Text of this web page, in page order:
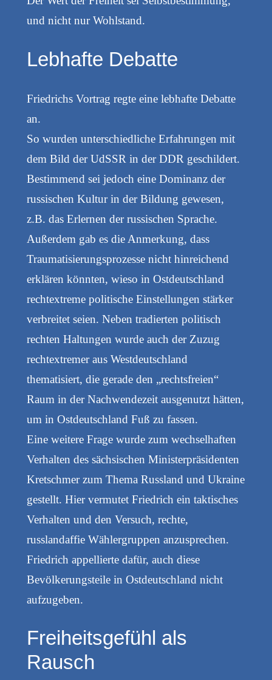
und nicht nur Wohlstand.
Lebhafte Debatte
Friedrichs Vortrag regte eine lebhafte Debatte
an.
So wurden unterschiedliche Erfahrungen mit
dem Bild der UdSSR in der DDR geschildert.
Bestimmend sei jedoch eine Dominanz der
russischen Kultur in der Bildung gewesen,
z.B. das Erlernen der russischen Sprache.
Außerdem gab es die Anmerkung, dass
Traumatisierungsprozesse nicht hinreichend
erklären könnten, wieso in Ostdeutschland
rechtextreme politische Einstellungen stärker
verbreitet seien. Neben tradierten politisch
rechten Haltungen wurde auch der Zuzug
rechtextremer aus Westdeutschland
thematisiert, die gerade den „rechtsfreien“
Raum in der Nachwendezeit ausgenutzt hätten,
um in Ostdeutschland Fuß zu fassen.
Eine weitere Frage wurde zum wechselhaften
Verhalten des sächsischen Ministerpräsidenten
Kretschmer zum Thema Russland und Ukraine
gestellt. Hier vermutet Friedrich ein taktisches
Verhalten und den Versuch, rechte,
russlandaffie Wählergruppen anzusprechen.
Friedrich appellierte dafür, auch diese
Bevölkerungsteile in Ostdeutschland nicht
aufzugeben.
Freiheitsgefühl als
Rausch